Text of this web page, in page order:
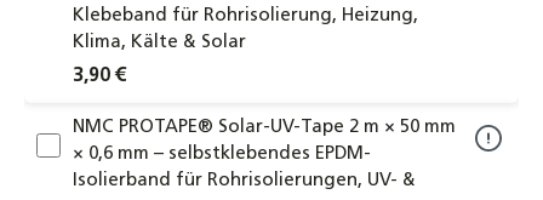
Klebeband für Rohrisolierung, Heizung,
Klima, Kälte & Solar
3,90 €
NMC PROTAPE® Solar-UV-Tape 2 m × 50 mm
× 0,6 mm – selbstklebendes EPDM-
Isolierband für Rohrisolierungen, UV- &